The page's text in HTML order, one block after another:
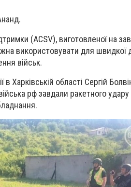
(ACSV), виготовленої на
використовувати для швидкої
військ.
Харківській області Сергій
рф завдали ракетного